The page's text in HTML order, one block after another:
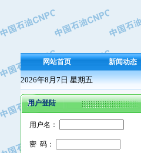
网站首页 新闻动态
2026年8月7日 星期五
用户登陆
用户名：
密 码：
·保定北奥石油物探特种车辆制造有限
·盘锦辽河油田天意石油装备有限公司
·沧州市电气控制设备厂
·中船重工中南装备有限责任公司
·南石力天传动件有限公司
·浙江瑞普环境技术有限公司
·华北石油新大禹环保设备有限公司
·河北翼凌机械制造总厂
·萍乡市庞泰化工填料有限公司